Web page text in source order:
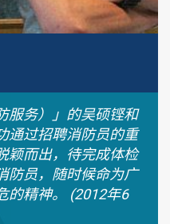
服务）」的吴硕铿和
通过招聘消防员的重
颖而出，待完成体检
防员，随时候命为广
的精神。 (2012年6